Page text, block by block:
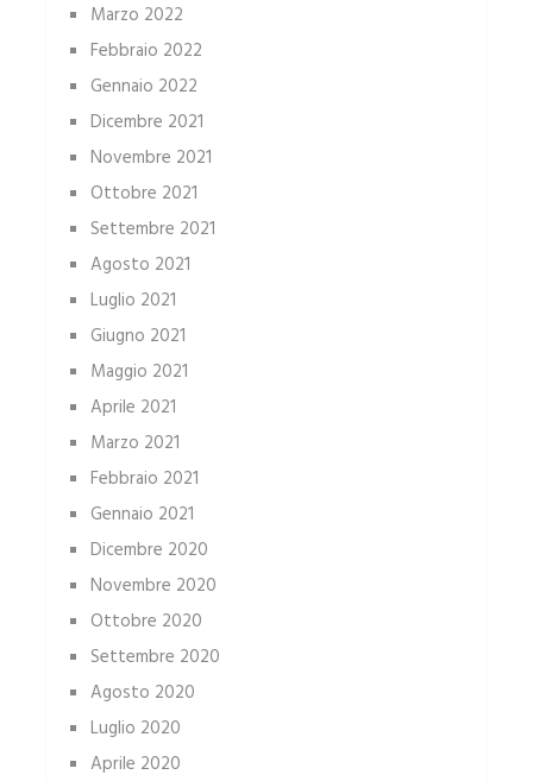
Marzo 2022
Febbraio 2022
Gennaio 2022
Dicembre 2021
Novembre 2021
Ottobre 2021
Settembre 2021
Agosto 2021
Luglio 2021
Giugno 2021
Maggio 2021
Aprile 2021
Marzo 2021
Febbraio 2021
Gennaio 2021
Dicembre 2020
Novembre 2020
Ottobre 2020
Settembre 2020
Agosto 2020
Luglio 2020
Aprile 2020